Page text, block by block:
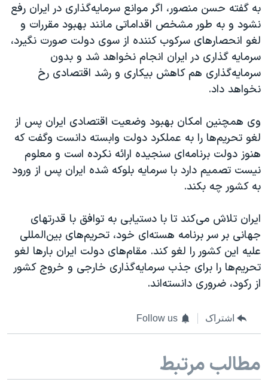
به گفته حسن منصور، اگر موانع سرمایه‌گذاری در ایران رفع
نشود و به طور مشخص اقداماتی مانند بهبود مقررات و
لغو انحصارهای سرکوب کننده از سوی دولت صورت نگیرد،
سرمایه گذاری در ایران انجام نخواهد شد و بدون
سرمایه‌گذاری هم کاهش بیکاری و رشد اقتصادی رخ
نخواهد داد.
وی همچنین امکان بهبود وضعیت اقتصادی ایران پس از
لغو تحریم‌ها را به عملکرد دولت وابسته دانست وگفت که
هنوز دولت برنامه‌ای سنجیده ارائه نکرده است و معلوم
نیست تصمیم دارد با سرمایه‌ بلوکه شده ایران پس از ورود
به کشور چه بکند.
ایران تلاش می‌کند تا با دستیابی به توافق با قدرتهای
جهانی بر سر برنامه هسته‌ای خود، تحریم‌های بین‌المللی
علیه این کشور را لغو کند. مقام‌های دولت ایران بارها لغو
تحریم‌ها را برای جذب سرمایه‌گذاری خارجی و خروج کشور
از رکود، ضروری دانسته‌اند.
اشتراک Follow us
مطالب مرتبط